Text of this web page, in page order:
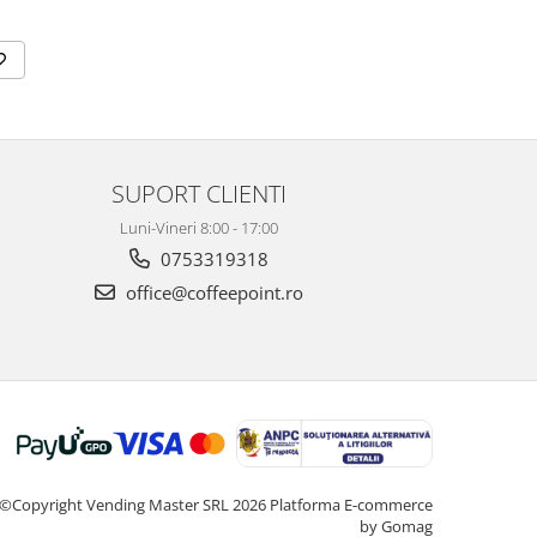
SUPORT CLIENTI
Luni-Vineri 8:00 - 17:00
0753319318
office@coffeepoint.ro
©Copyright Vending Master SRL 2026 Platforma E-commerce
by Gomag